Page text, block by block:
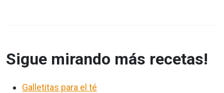
Sigue mirando más recetas!
Galletitas para el té